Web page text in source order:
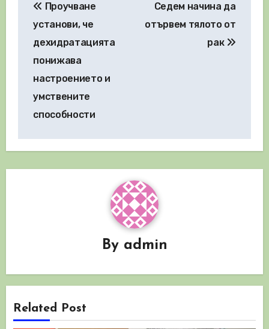
Проучване
установи, че
дехидратацията
понижава
настроението и
умствените
способности
Седем начина да
отървем тялото от
рак
By admin
Related Post